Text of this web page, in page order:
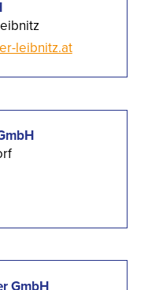
leibnitz.at
GmbH